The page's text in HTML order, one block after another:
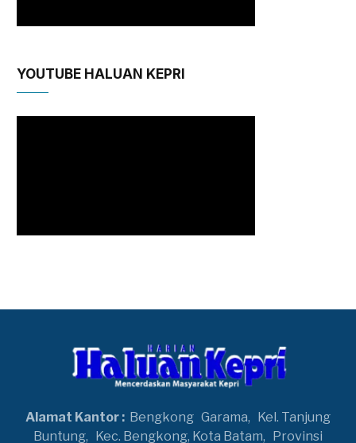
YOUTUBE HALUAN KEPRI
Alamat Kantor : Bengkong Garama, Kel. Tanjung
Buntung, Kec. Bengkong, Kota Batam, Provinsi